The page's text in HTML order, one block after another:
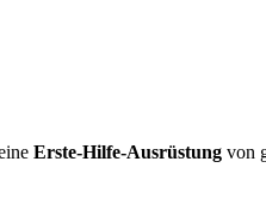
Erste-Hilfe-Ausrüstung von